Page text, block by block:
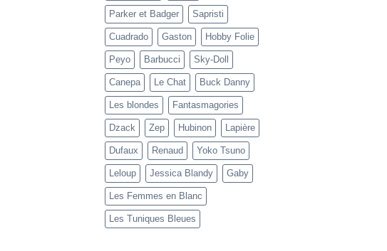
Parker et Badger Sapristi
Cuadrado Gaston Hobby Folie
Peyo Barbucci Sky-Doll
Canepa Le Chat Buck Danny
Les blondes Fantasmagories
Dzack Zep Hubinon Lapière
Dufaux Renaud Yoko Tsuno
Leloup Jessica Blandy Gaby
Les Femmes en Blanc
Les Tuniques Bleues